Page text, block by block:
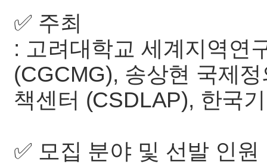
✅ 주최
: 고려대학교 세계지역연
(CGCMG), 송상현 국제
책센터 (CSDLAP), 한국
✅ 모집 분야 및 선발 인원